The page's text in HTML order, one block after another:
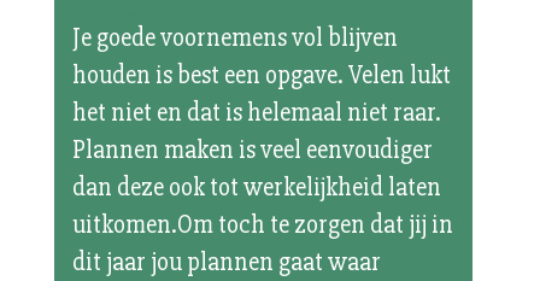
Je goede voornemens vol blijven
houden is best een opgave. Velen lukt
het niet en dat is helemaal niet raar.
Plannen maken is veel eenvoudiger
dan deze ook tot werkelijkheid laten
uitkomen.Om toch te zorgen dat jij in
dit jaar jou plannen gaat waar